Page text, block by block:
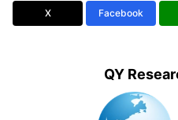
X Facebook
QY